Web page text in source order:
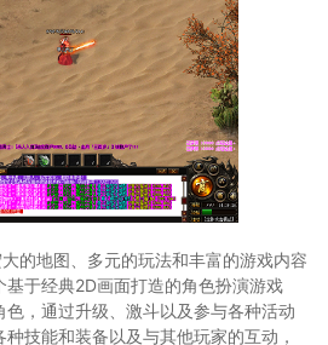
的地图、多元的玩法和丰富的游戏内容
于经典2D画面打造的角色扮演游戏
，通过升级、激斗以及参与各种活动
技能和装备以及与其他玩家的互动，